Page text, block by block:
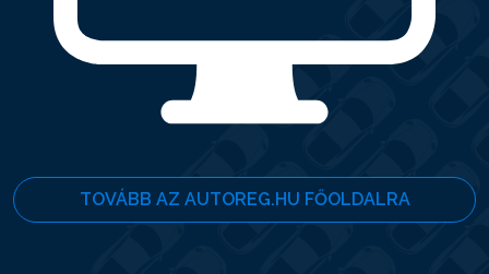
TOVÁBB AZ AUTOREG.HU FŐOLDALRA